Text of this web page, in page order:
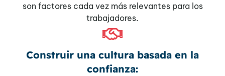
son factores cada vez más relevantes para los
trabajadores.
Construir una cultura basada en la
confianza: